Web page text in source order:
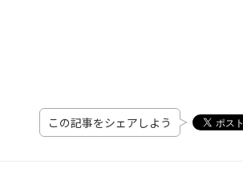
この記事をシェアしよう